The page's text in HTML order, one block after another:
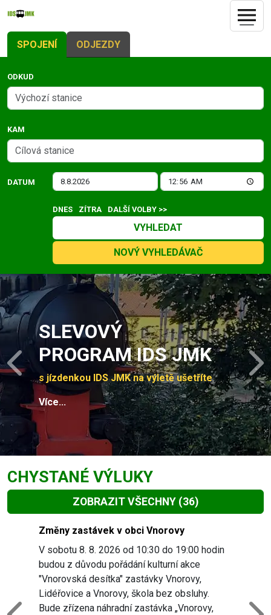
SPOJENÍ ODJEZDY
ODKUD
KAM
DATUM
DNES ZÍTRA DALŠÍ VOLBY >>
VYHLEDAT
NOVÝ VYHLEDÁVAČ
Slide 1 of 4
SLEVOVÝ
PROGRAM IDS JMK
s jízdenkou IDS JMK na výletě ušetříte
Více...
Previous
CHYSTANÉ VÝLUKY
ZOBRAZIT VŠECHNY (36)
Slide 1 of 36
Změny zastávek v obci Vnorovy
V sobotu 8. 8. 2026 od 10:30 do 19:00 hodin
budou z důvodu pořádání kulturní akce
"Vnorovská desítka" zastávky Vnorovy,
Lidéřovice a Vnorovy, škola bez obsluhy.
Bude zřízena náhradní zastávka „Vnorovy,